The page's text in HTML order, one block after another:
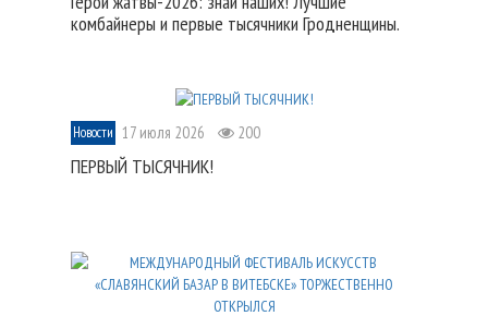
комбайнеры и первые тысячники Гродненщины.
Новости 17 июля 2026 200
ПЕРВЫЙ ТЫСЯЧНИК!